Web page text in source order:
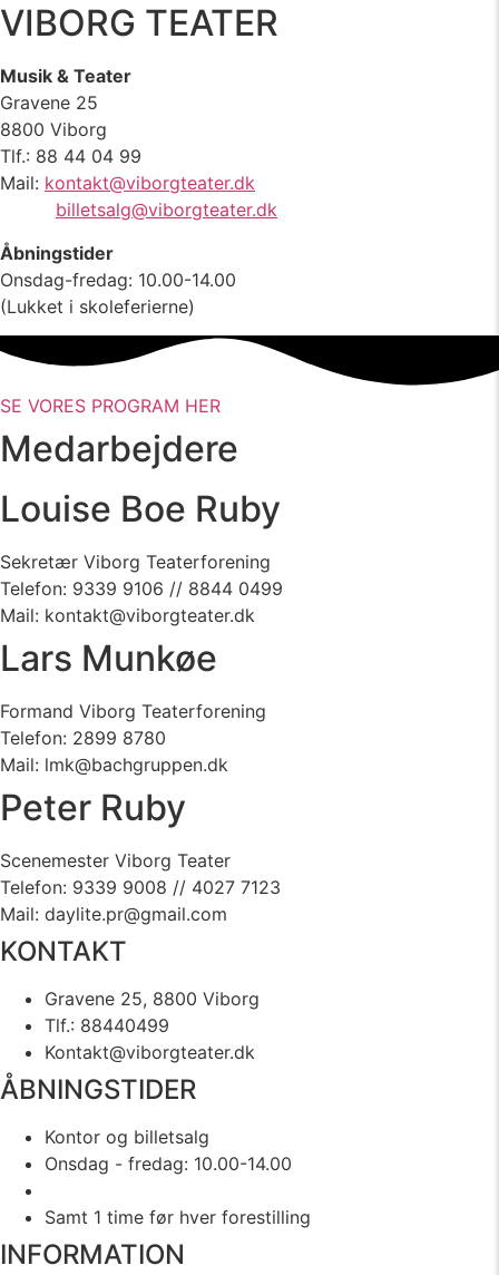
VIBORG TEATER
Musik & Teater
Gravene 25
8800 Viborg
Tlf.: 88 44 04 99
Mail: kontakt@viborgteater.dk
billetsalg@viborgteater.dk
Åbningstider
Onsdag-fredag: 10.00-14.00
(Lukket i skoleferierne)
SE VORES PROGRAM HER
Medarbejdere
Louise Boe Ruby
Sekretær Viborg Teaterforening
Telefon: 9339 9106 // 8844 0499
Mail: kontakt@viborgteater.dk
Lars Munkøe
Formand Viborg Teaterforening
Telefon: 2899 8780
Mail: lmk@bachgruppen.dk
Peter Ruby
Scenemester Viborg Teater
Telefon: 9339 9008 // 4027 7123
Mail: daylite.pr@gmail.com
KONTAKT
Gravene 25, 8800 Viborg
Tlf.: 88440499
Kontakt@viborgteater.dk
ÅBNINGSTIDER
Kontor og billetsalg
Onsdag - fredag: 10.00-14.00
Samt 1 time før hver forestilling
INFORMATION